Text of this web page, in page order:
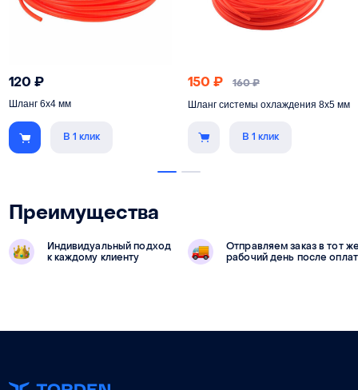
120₽
Шланг 6х4 мм
В 1 клик
150₽ 160₽
Шланг системы охлаждения 8х5 мм
В 1 клик
Преимущества
Индивидуальный подход
к каждому клиенту
Отправляем заказ в тот
рабочий день после